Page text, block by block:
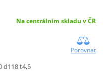
Na centrálním skladu v ČR
Porovnat
d118 t4,5